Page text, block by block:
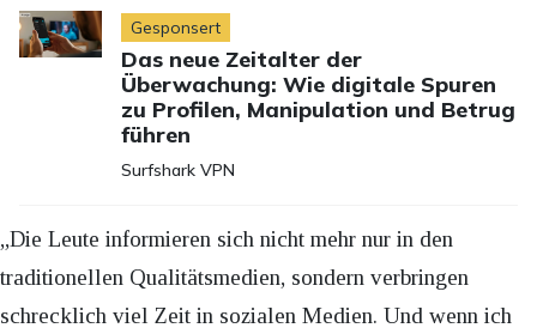
Gesponsert
Das neue Zeitalter der
Überwachung: Wie digitale Spuren
zu Profilen, Manipulation und Betrug
führen
Surfshark VPN
„Die Leute informieren sich nicht mehr nur in den
traditionellen Qualitätsmedien, sondern verbringen
schrecklich viel Zeit in sozialen Medien. Und wenn ich